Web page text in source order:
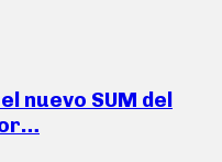
nuevo SUM del